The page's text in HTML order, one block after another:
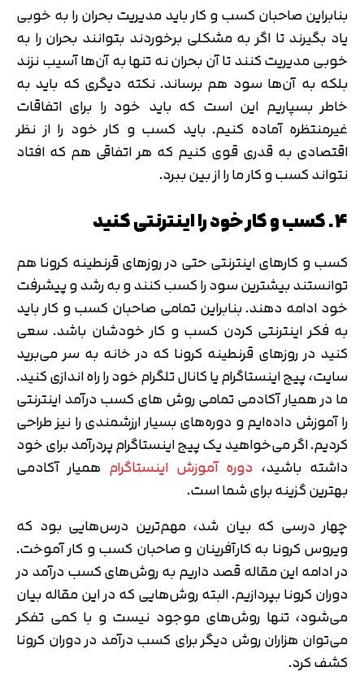
بنابراین صاحبان کسب و کار باید مدیریت بحران را به خوبی
یاد بگیرند تا اگر به مشکلی برخوردند بتوانند بحران را به
خوبی مدیریت کنند تا آن بحران نه تنها به آن‌ها آسیب نزند
بلکه به آن‌ها سود هم برساند. نکته دیگری که باید به
خاطر بسپاریم این است که باید خود را برای اتفاقات
غیرمنتظره آماده کنیم. باید کسب و کار خود را از نظر
اقتصادی به قدری قوی کنیم که هر اتفاقی هم که افتاد
نتواند کسب و کار ما را از بین ببرد.
4. کسب و کار خود را اینترنتی کنید
کسب و کارهای اینترنتی حتی در روزهای قرنطینه کرونا هم
توانستند بیشترین سود را کسب کنند و به رشد و پیشرفت
خود ادامه دهند. بنابراین تمامی صاحبان کسب و کار باید
به فکر اینترنتی کردن کسب و کار خودشان باشد. سعی
کنید در روزهای قرنطینه کرونا که در خانه به سر می‌برید
سایت، پیج اینستاگرام یا کانال تلگرام خود را راه اندازی کنید.
ما در همیار آکادمی تمامی روش های کسب درآمد اینترنتی
را آموزش داده‌ایم و دوره‌های بسیار ارزشمندی را نیز طراحی
کردیم. اگر می‌خواهید یک پیج اینستاگرام پردرآمد برای خود
داشته باشید، دوره آموزش اینستاگرام همیار آکادمی
بهترین گزینه برای شما است.
چهار درسی که بیان شد، مهم‌ترین درس‌هایی بود که
ویروس کرونا به کارآفرینان و صاحبان کسب و کار آموخت.
در ادامه این مقاله قصد داریم به روش‌های کسب درآمد در
دوران کرونا بپردازیم. البته روش‌هایی که در این مقاله بیان
می‌شود، تنها روش‌های موجود نیست و با کمی تفکر
می‌توان هزاران روش دیگر برای کسب درآمد در دوران کرونا
کشف کرد.